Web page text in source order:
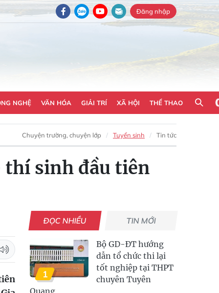
Đăng nhập
NGHỆ VĂN HÓA GIẢI TRÍ XÃ HỘI THỂ THAO
Chuyện trường, chuyện lớp Tuyển sinh Tin tức
thí sinh đầu tiên
ĐỌC NHIỀU TIN MỚI
1
Bộ GD-ĐT hướng
dẫn tổ chức thi lại
tốt nghiệp tại THPT
chuyên Tuyên
Quang